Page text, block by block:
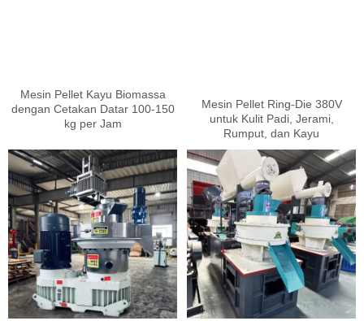
Mesin Pellet Kayu Biomassa
dengan Cetakan Datar 100-150
kg per Jam
Mesin Pellet Ring-Die 380V
untuk Kulit Padi, Jerami,
Rumput, dan Kayu
Portuguese